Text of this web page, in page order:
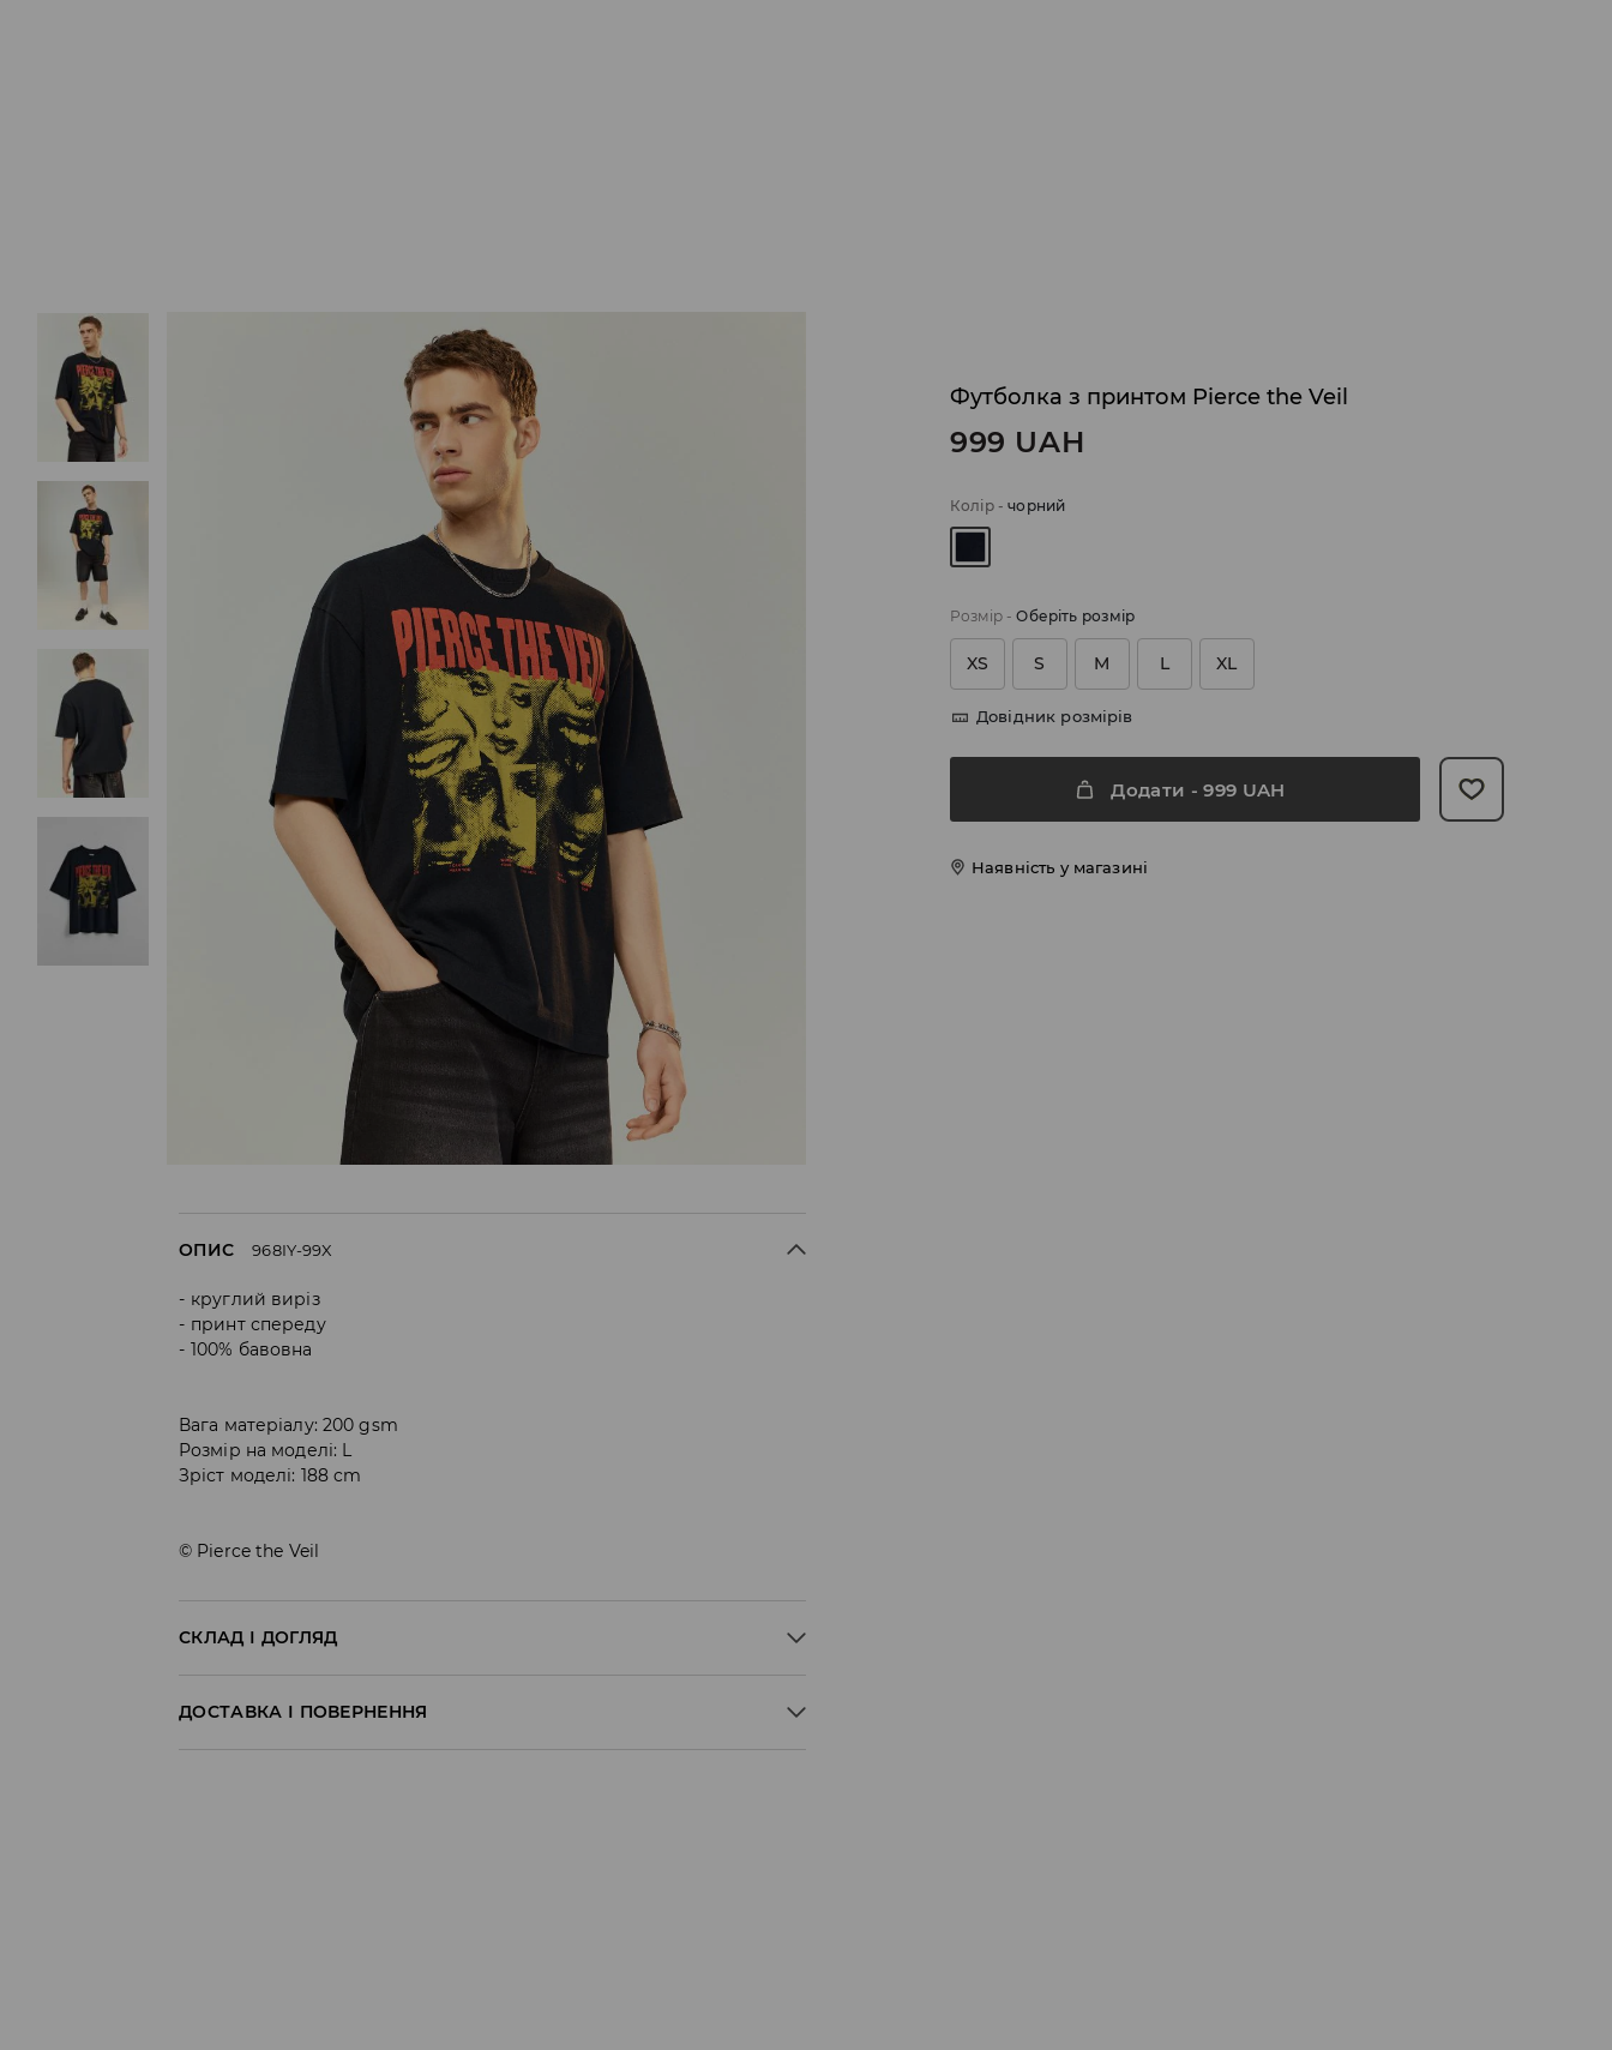
Футболка з принтом Pierce the Veil
999 UAH
Колір-чорний
Розмір-Оберіть розмір
XS S M L XL
Довідник розмірів
Додати -999 UAH
Наявність у магазині
ОПИС 968IY-99X
круглий виріз
принт спереду
100% бавовна
Вага матеріалу: 200 gsm
Розмір на моделі: L
Зріст моделі: 188 cm
© Pierce the Veil
СКЛАД І ДОГЛЯД
ДОСТАВКА І ПОВЕРНЕННЯ